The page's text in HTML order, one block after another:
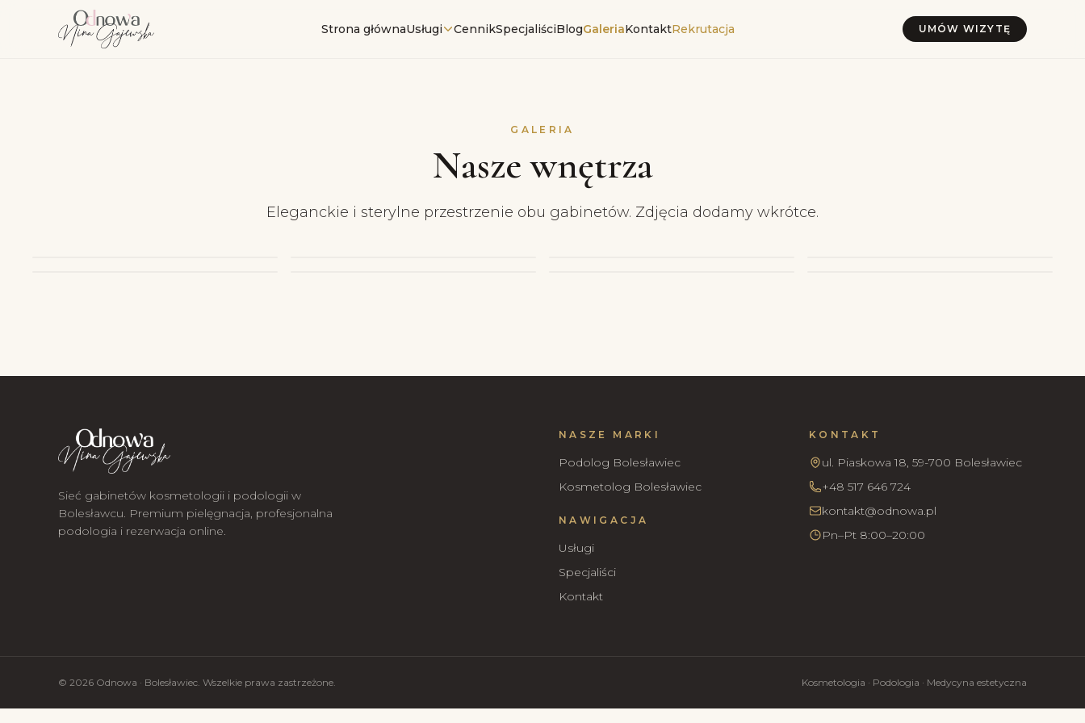
Strona głównaUsługi CennikSpecjaliściBlogGaleriaKontaktRekrutacja UMÓW WIZYTĘ
GALERIA
Nasze wnętrza
Eleganckie i sterylne przestrzenie obu gabinetów. Zdjęcia dodamy wkrótce.
Sieć gabinetów kosmetologii i podologii w
Bolesławcu. Premium pielęgnacja, profesjonalna
podologia i rezerwacja online.
NASZE MARKI
Podolog Bolesławiec
Kosmetolog Bolesławiec
NAWIGACJA
Usługi
Specjaliści
Kontakt
KONTAKT
ul. Piaskowa 18, 59-700 Bolesławiec
+48 517 646 724
kontakt@odnowa.pl
Pn–Pt 8:00–20:00
© 2026 Odnowa · Bolesławiec. Wszelkie prawa zastrzeżone. Kosmetologia · Podologia · Medycyna estetyczna